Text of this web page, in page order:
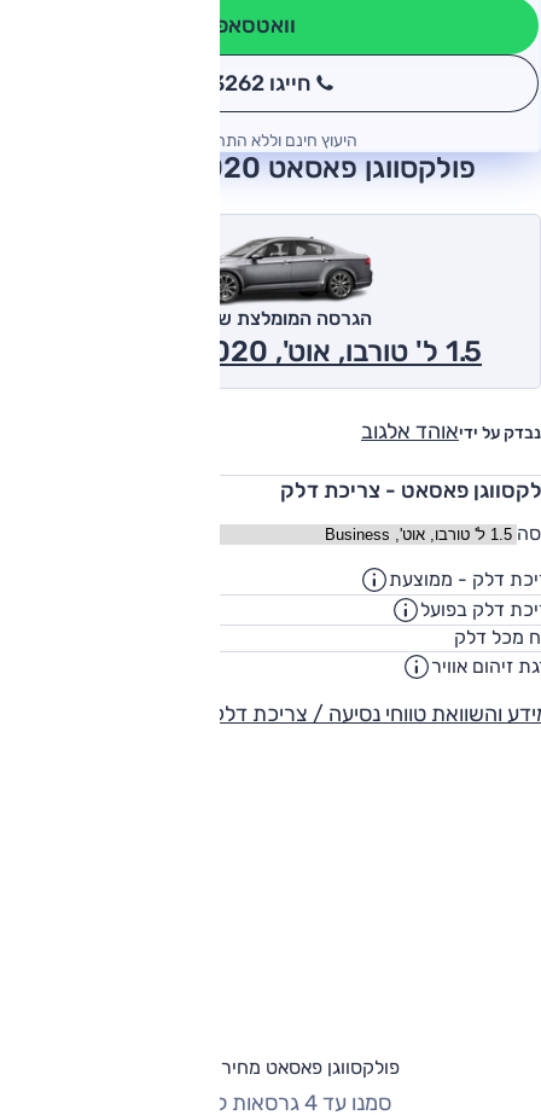
וואטסאפ
חייגו 3262
היעוץ חינם וללא התחייבות
פולקסווגן פאסאט 2020 חוות דעת
נבדק על ידיאוהד אלגוב
הגרסה המומלצת של אוטו
1.5 ל' טורבו, אוט', Business 2020
פאסאט - צריכת דלק
דלק - ממוצעת
דלק בפועל
מכל דלק
זיהום אוויר
והשוואת טווחי נסיעה / צריכת דלק
פולקסווגן פאסאט מחירון וגרסאות
סמנו עד 4 גרסאות להשוואה